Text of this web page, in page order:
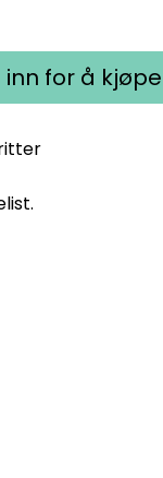
inn for å kjøpe